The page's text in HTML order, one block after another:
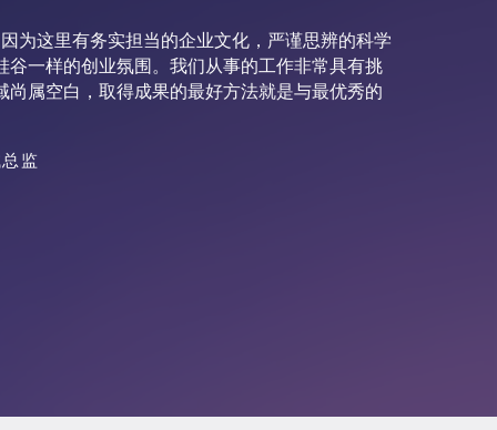
为这里有务实担当的企业文化，严谨思辨的科学
谷一样的创业氛围。我们从事的工作非常具有挑
尚属空白，取得成果的最好方法就是与最优秀的
监